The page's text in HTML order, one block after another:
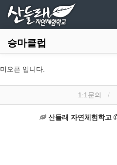
승마클럽
미오픈 입니다.
1:1문의
산들래 자연체험학교